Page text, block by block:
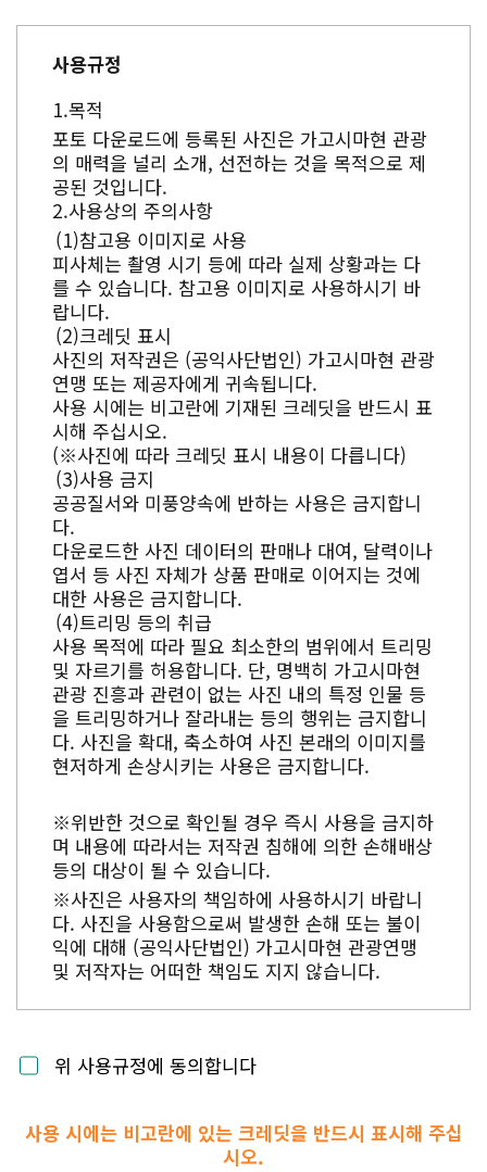
사용규정
목적
포토 다운로드에 등록된 사진은 가고시마현 관광
의 매력을 널리 소개, 선전하는 것을 목적으로 제
공된 것입니다.
사용상의 주의사항
참고용 이미지로 사용
피사체는 촬영 시기 등에 따라 실제 상황과는 다
를 수 있습니다. 참고용 이미지로 사용하시기 바
랍니다.
크레딧 표시
사진의 저작권은 (공익사단법인) 가고시마현 관광
연맹 또는 제공자에게 귀속됩니다.
사용 시에는 비고란에 기재된 크레딧을 반드시 표
시해 주십시오.
(※사진에 따라 크레딧 표시 내용이 다릅니다)
사용 금지
공공질서와 미풍양속에 반하는 사용은 금지합니
다.
다운로드한 사진 데이터의 판매나 대여, 달력이나
엽서 등 사진 자체가 상품 판매로 이어지는 것에
대한 사용은 금지합니다.
트리밍 등의 취급
사용 목적에 따라 필요 최소한의 범위에서 트리밍
및 자르기를 허용합니다. 단, 명백히 가고시마현
관광 진흥과 관련이 없는 사진 내의 특정 인물 등
을 트리밍하거나 잘라내는 등의 행위는 금지합니
다. 사진을 확대, 축소하여 사진 본래의 이미지를
현저하게 손상시키는 사용은 금지합니다.
※위반한 것으로 확인될 경우 즉시 사용을 금지하
며 내용에 따라서는 저작권 침해에 의한 손해배상
등의 대상이 될 수 있습니다.
※사진은 사용자의 책임하에 사용하시기 바랍니
다. 사진을 사용함으로써 발생한 손해 또는 불이
익에 대해 (공익사단법인) 가고시마현 관광연맹
및 저작자는 어떠한 책임도 지지 않습니다.
위 사용규정에 동의합니다
사용 시에는 비고란에 있는 크레딧을 반드시 표시해 주십
시오.